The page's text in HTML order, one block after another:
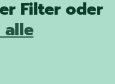
Filter oder
alle